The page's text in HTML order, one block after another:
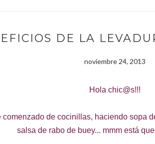
DE LA
noviembre 24, 2013
Hola chic@s!!!
comenzado de cocinillas, haciendo sopa
salsa de rabo de buey... mmm está